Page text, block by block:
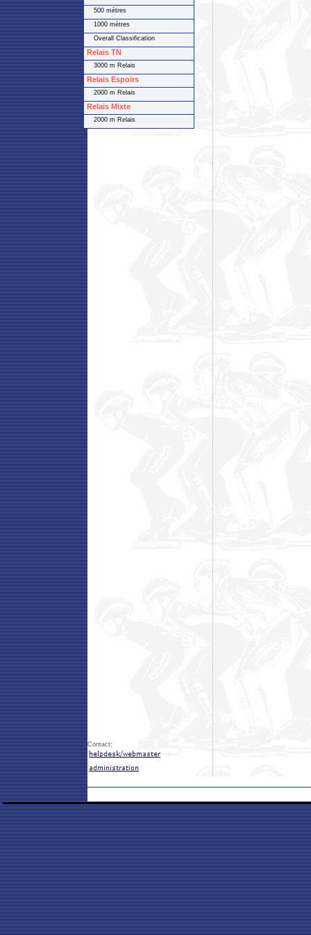
Contact:
500 mètres
1000 mètres
Overall Classification
Relais TN
3000 m Relais
Relais Espoirs
2000 m Relais
Relais Mixte
2000 m Relais